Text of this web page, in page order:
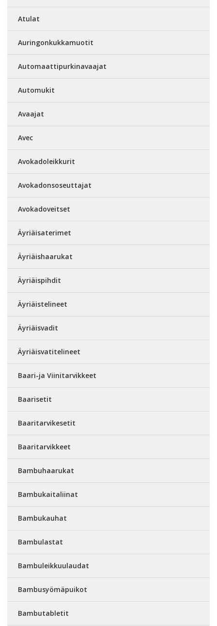
Atulat
Auringonkukkamuotit
Automaattipurkinavaajat
Automukit
Avaajat
Avec
Avokadoleikkurit
Avokadonsoseuttajat
Avokadoveitset
Äyriäisaterimet
Äyriäishaarukat
Äyriäispihdit
Äyriäistelineet
Äyriäisvadit
Äyriäisvatitelineet
Baari-ja Viinitarvikkeet
Baarisetit
Baaritarvikesetit
Baaritarvikkeet
Bambuhaarukat
Bambukaitaliinat
Bambukauhat
Bambulastat
Bambuleikkuulaudat
Bambusyömäpuikot
Bambutabletit